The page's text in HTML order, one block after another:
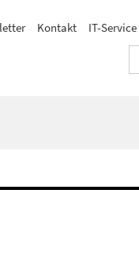
Kontakt IT-Service